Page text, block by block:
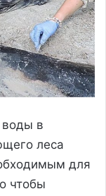
воды в
леса
для
чтобы